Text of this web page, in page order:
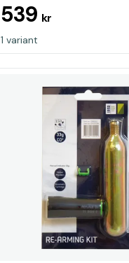
539 kr
1 variant